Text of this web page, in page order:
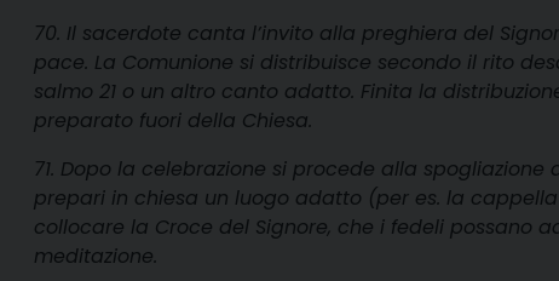
70. Il sacerdote canta l’invito alla preghiera del
pace. La Comunione si distribuisce secondo il rito
salmo 21 o un altro canto adatto. Finita la
preparato fuori della Chiesa.
71. Dopo la celebrazione si procede alla
prepari in chiesa un luogo adatto (per es. la
collocare la Croce del Signore, che i fedeli possano
meditazione.